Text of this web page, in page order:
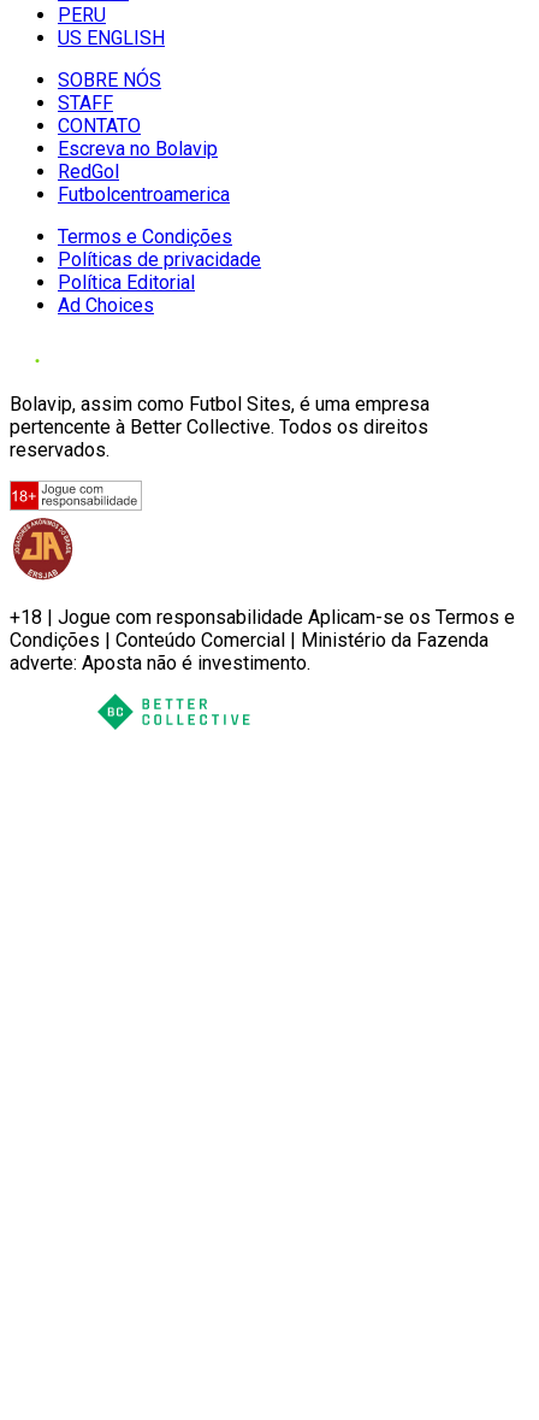
PERU
US ENGLISH
SOBRE NÓS
STAFF
CONTATO
Escreva no Bolavip
RedGol
Futbolcentroamerica
Termos e Condições
Políticas de privacidade
Política Editorial
Ad Choices
Bolavip, assim como Futbol Sites, é uma empresa
pertencente à Better Collective. Todos os direitos
reservados.
+18 | Jogue com responsabilidade Aplicam-se os Termos e
Condições | Conteúdo Comercial | Ministério da Fazenda
adverte: Aposta não é investimento.